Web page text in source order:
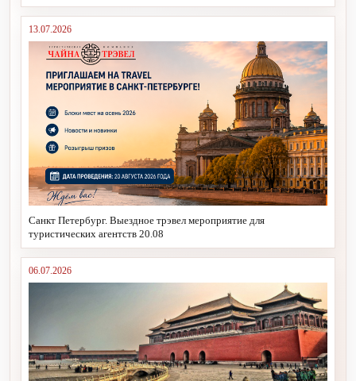
13.07.2026
Санкт Петербург. Выездное трэвел мероприятие для
туристических агентств 20.08
06.07.2026